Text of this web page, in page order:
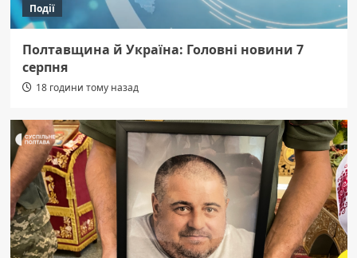
Події
Полтавщина й Україна: Головні новини 7
серпня
18 години тому назад